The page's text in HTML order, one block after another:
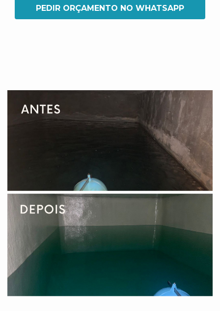
PEDIR ORÇAMENTO NO WHATSAPP